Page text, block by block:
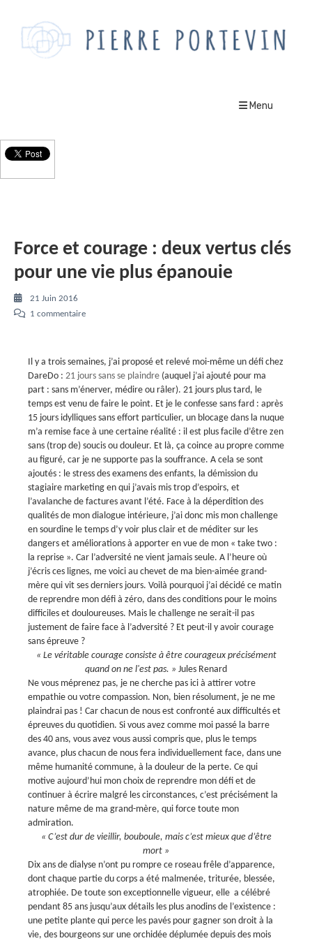
Menu
Force et courage : deux vertus clés
pour une vie plus épanouie
21 Juin 2016
1 commentaire
Il y a trois semaines, j’ai proposé et relevé moi-même un défi chez
DareDo : 21 jours sans se plaindre (auquel j’ai ajouté pour ma
part : sans m’énerver, médire ou râler). 21 jours plus tard, le
temps est venu de faire le point. Et je le confesse sans fard : après
15 jours idylliques sans effort particulier, un blocage dans la nuque
m’a remise face à une certaine réalité : il est plus facile d’être zen
sans (trop de) soucis ou douleur. Et là, ça coince au propre comme
au figuré, car je ne supporte pas la souffrance. A cela se sont
ajoutés : le stress des examens des enfants, la démission du
stagiaire marketing en qui j’avais mis trop d’espoirs, et
l’avalanche de factures avant l’été. Face à la déperdition des
qualités de mon dialogue intérieure, j’ai donc mis mon challenge
en sourdine le temps d’y voir plus clair et de méditer sur les
dangers et améliorations à apporter en vue de mon « take two :
la reprise ». Car l’adversité ne vient jamais seule. A l’heure où
j’écris ces lignes, me voici au chevet de ma bien-aimée grand-
mère qui vit ses derniers jours. Voilà pourquoi j’ai décidé ce matin
de reprendre mon défi à zéro, dans des conditions pour le moins
difficiles et douloureuses. Mais le challenge ne serait-il pas
justement de faire face à l’adversité ? Et peut-il y avoir courage
sans épreuve ?
« Le véritable courage consiste à être courageux précisément
quand on ne l'est pas. » Jules Renard
Ne vous méprenez pas, je ne cherche pas ici à attirer votre
empathie ou votre compassion. Non, bien résolument, je ne me
plaindrai pas ! Car chacun de nous est confronté aux difficultés et
épreuves du quotidien. Si vous avez comme moi passé la barre
des 40 ans, vous avez vous aussi compris que, plus le temps
avance, plus chacun de nous fera individuellement face, dans une
même humanité commune, à la douleur de la perte. Ce qui
motive aujourd’hui mon choix de reprendre mon défi et de
continuer à écrire malgré les circonstances, c’est précisément la
nature même de ma grand-mère, qui force toute mon
admiration.
« C’est dur de vieillir, bouboule, mais c’est mieux que d’être
mort »
Dix ans de dialyse n’ont pu rompre ce roseau frêle d’apparence,
dont chaque partie du corps a été malmenée, triturée, blessée,
atrophiée. De toute son exceptionnelle vigueur, elle a célébré
pendant 85 ans jusqu’aux détails les plus anodins de l’existence :
une petite plante qui perce les pavés pour gagner son droit à la
vie, des bourgeons sur une orchidée déplumée depuis des mois